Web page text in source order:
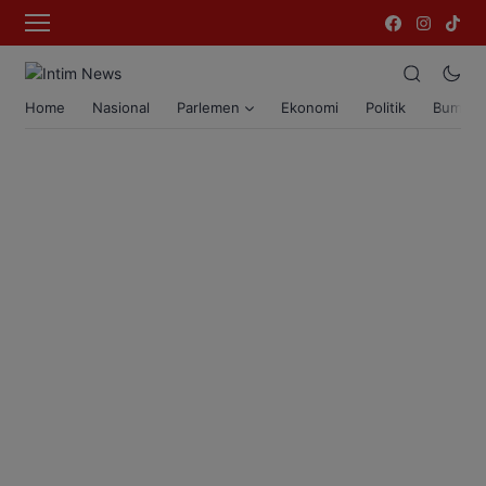
Home Nasional Parlemen Ekonomi Politik Bumi